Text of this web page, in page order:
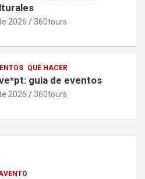
2026 360tours
QUÉ HACER
guia de eventos
2026 360tours